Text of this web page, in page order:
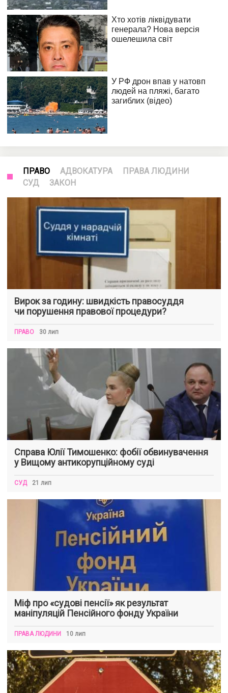
ПРАВО АДВОКАТУРА
ПРАВА ЛЮДИНИ
СУД
ЗАКОН
Вирок за годину: швидкість правосуддя
чи порушення правової процедури?
ПРАВО 30 лип
Справа Юлії Тимошенко: фобії обвинувачення
у Вищому антикорупційному суді
СУД 21 лип
Міф про «судові пенсії» як результат
маніпуляцій Пенсійного фонду України
ПРАВА ЛЮДИНИ 10 лип